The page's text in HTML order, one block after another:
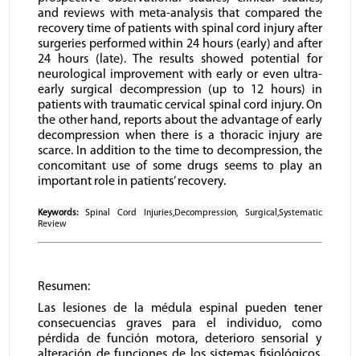
and reviews with meta-analysis that compared the
recovery time of patients with spinal cord injury after
surgeries performed within 24 hours (early) and after
24 hours (late). The results showed potential for
neurological improvement with early or even ultra-
early surgical decompression (up to 12 hours) in
patients with traumatic cervical spinal cord injury. On
the other hand, reports about the advantage of early
decompression when there is a thoracic injury are
scarce. In addition to the time to decompression, the
concomitant use of some drugs seems to play an
important role in patients’ recovery.
Keywords:Spinal Cord Injuries,Decompression, Surgical,Systematic
Review
Resumen:
Las lesiones de la médula espinal pueden tener
consecuencias graves para el individuo, como
pérdida de función motora, deterioro sensorial y